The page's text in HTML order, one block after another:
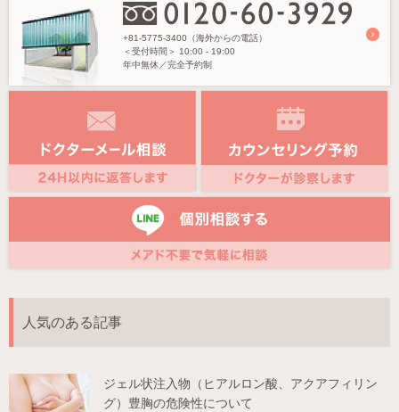
+81-5775-3400（海外からの電話）
＜受付時間＞ 10:00 - 19:00
年中無休／完全予約制
人気のある記事
ジェル状注入物（ヒアルロン酸、アクアフィリン
グ）豊胸の危険性について